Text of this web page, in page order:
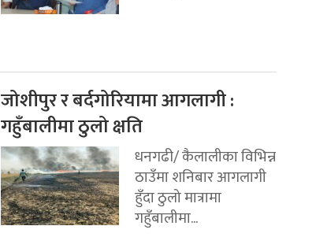
जोशीपुर र बर्दगोरियामा आगलागी :
गहुँबालीमा ठुलो क्षति
धनगढी/ कैलालीका विभिन्न
ठाउँमा शनिबार आगलागी
हुँदा ठुलो मात्रामा
गहुँबालीमा...